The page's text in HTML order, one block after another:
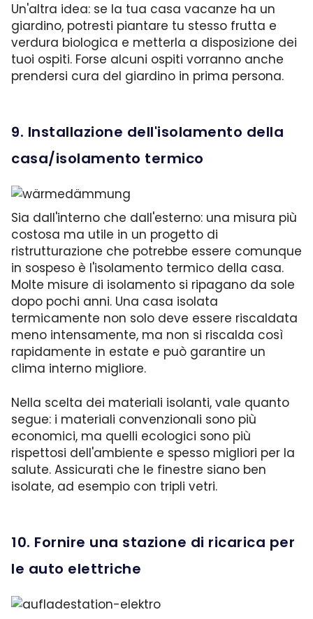
Un'altra idea: se la tua casa vacanze ha un
giardino, potresti piantare tu stesso frutta e
verdura biologica e metterla a disposizione dei
tuoi ospiti. Forse alcuni ospiti vorranno anche
prendersi cura del giardino in prima persona.
9. Installazione dell'isolamento della
casa/isolamento termico
Sia dall'interno che dall'esterno: una misura più
costosa ma utile in un progetto di
ristrutturazione che potrebbe essere comunque
in sospeso è l'isolamento termico della casa.
Molte misure di isolamento si ripagano da sole
dopo pochi anni. Una casa isolata
termicamente non solo deve essere riscaldata
meno intensamente, ma non si riscalda così
rapidamente in estate e può garantire un
clima interno migliore.
Nella scelta dei materiali isolanti, vale quanto
segue: i materiali convenzionali sono più
economici, ma quelli ecologici sono più
rispettosi dell'ambiente e spesso migliori per la
salute. Assicurati che le finestre siano ben
isolate, ad esempio con tripli vetri.
10. Fornire una stazione di ricarica per
le auto elettriche